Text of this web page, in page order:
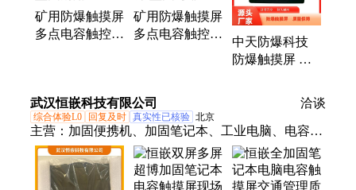
矿用防爆触摸屏
多点电容触控
矿用防爆触摸屏
多点电容触控
中天防爆科技
防爆触摸屏 多
空铝材质面板
武汉恒嵌科技有限公司 洽谈
综合体验L0 回复及时 真实性已核验 北京
主营： 加固便携机、加固笔记本、工业电脑、电容
屏、无人机地面站、应急通讯指挥终端、4U上架服务